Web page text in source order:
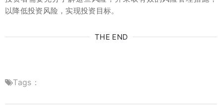
以降低投资风险，实现投资目标。
THE END
Tags：